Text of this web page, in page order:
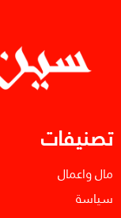
تصنيفات
مال واعمال
سياسة